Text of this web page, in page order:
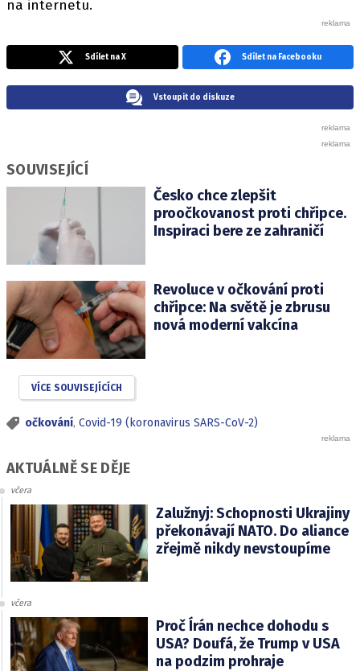
na internetu.
Sdílet na X Sdílet na Facebooku
Vstoupit do diskuze
SOUVISEJÍCÍ
Česko chce zlepšit
proočkovanost proti chřipce.
Inspiraci bere ze zahraničí
Revoluce v očkování proti
chřipce: Na světě je zbrusu
nová moderní vakcína
VÍCE SOUVISEJÍCÍCH
očkování, Covid-19 (koronavirus SARS-CoV-2)
AKTUÁLNĚ SE DĚJE
včera
Zalužnyj: Schopnosti Ukrajiny
překonávají NATO. Do aliance
zřejmě nikdy nevstoupíme
včera
Proč Írán nechce dohodu s
USA? Doufá, že Trump v USA
na podzim prohraje